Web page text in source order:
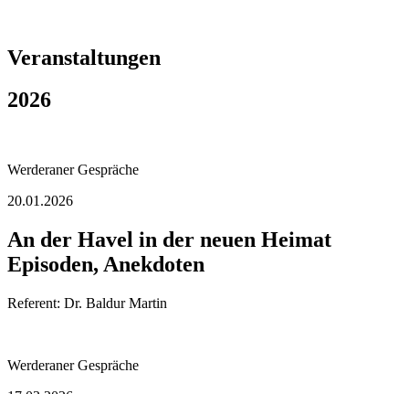
Veranstaltungen
2026
Werderaner Gespräche
20.01.2026
An der Havel in der neuen Heimat
Episoden, Anekdoten
Referent: Dr. Baldur Martin
Werderaner Gespräche